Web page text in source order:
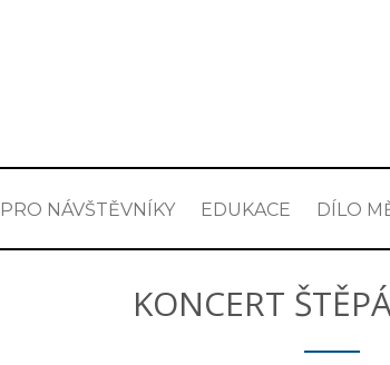
PRO NÁVŠTĚVNÍKY EDUKACE DÍLO
KONCERT